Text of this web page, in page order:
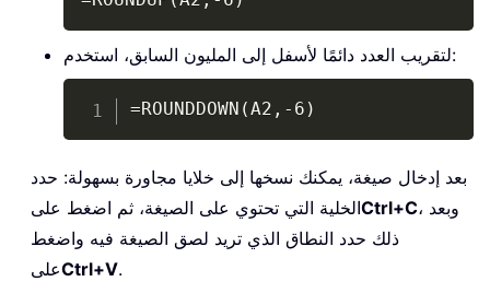
لتقريب العدد دائمًا لأسفل إلى المليون السابق، استخدم:
=ROUNDDOWN(A2,-6)
بعد إدخال صيغة، يمكنك نسخها إلى خلايا مجاورة بسهولة: حدد
الخلية التي تحتوي على الصيغة، ثم اضغط علىCtrl+C، وبعد
ذلك حدد النطاق الذي تريد لصق الصيغة فيه واضغط
علىCtrl+V.